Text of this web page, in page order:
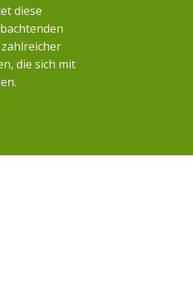
diese
die sich mit